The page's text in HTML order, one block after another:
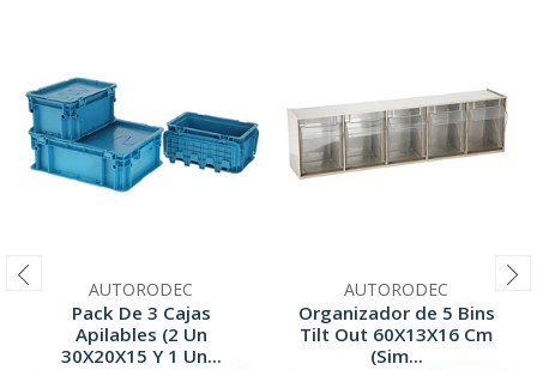
AUTORODEC
Pack De 3 Cajas
Apilables (2 Un
30X20X15 Y 1 Un...
AUTORODEC
Organizador de 5 Bins
Tilt Out 60X13X16 Cm
(Sim...